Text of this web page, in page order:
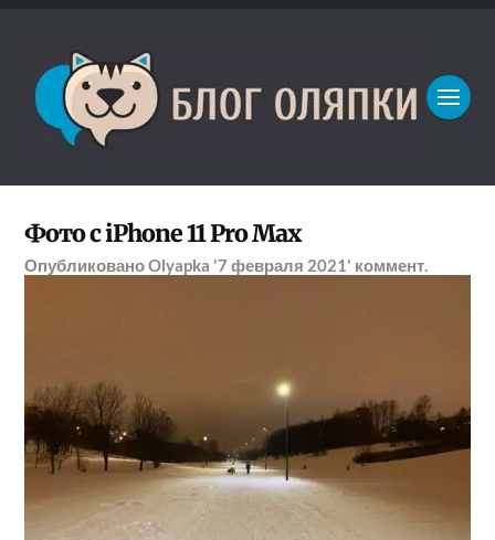
Фото с iPhone 11 Pro Max
ОпубликованоOlyapka '7 февраля 2021' коммент.